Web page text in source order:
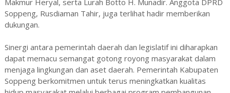
Makmur Heryal, serta Lurah Botto H. Munadir. Anggota DPRD
Soppeng, Rusdiaman Tahir, juga terlihat hadir memberikan
dukungan.
Sinergi antara pemerintah daerah dan legislatif ini diharapkan
dapat memacu semangat gotong royong masyarakat dalam
menjaga lingkungan dan aset daerah. Pemerintah Kabupaten
Soppeng berkomitmen untuk terus meningkatkan kualitas